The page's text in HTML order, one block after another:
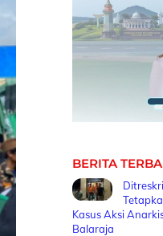
BERITA
Kasus Aksi
Balaraja